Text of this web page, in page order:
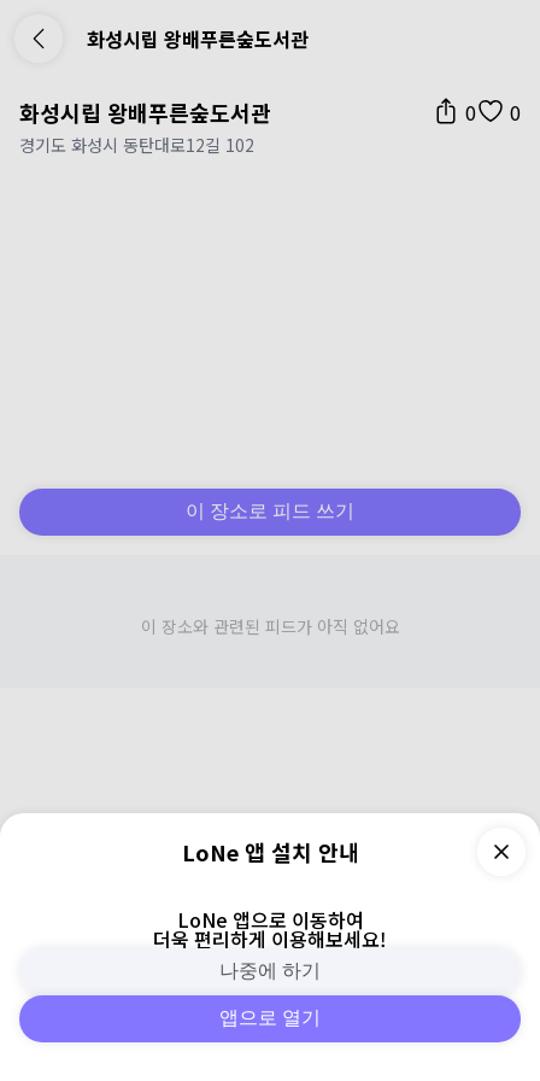
화성시립 왕배푸른숲도서관
화성시립 왕배푸른숲도서관 0 0
경기도 화성시 동탄대로12길 102
이 장소로 피드 쓰기
이 장소와 관련된 피드가 아직 없어요
피드 주변 검색 로그인
LoNe 앱 설치 안내
LoNe 앱으로 이동하여
더욱 편리하게 이용해보세요!
나중에 하기
앱으로 열기